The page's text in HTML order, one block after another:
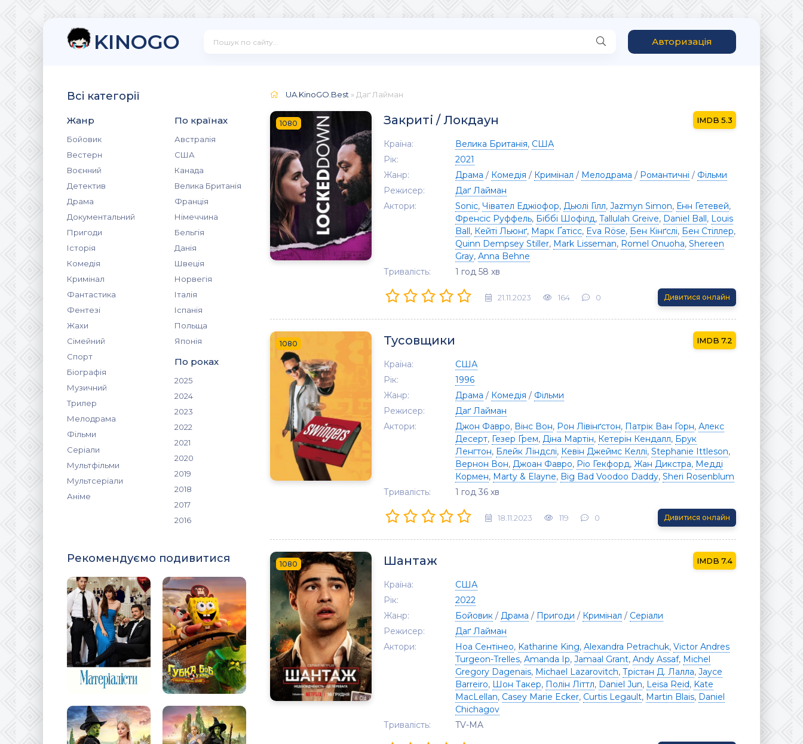
KINOGO Авторизація
Всі категорії
Жанр
Бойовик
Вестерн
Воєнний
Детектив
Драма
Документальний
Пригоди
Історія
Комедія
Кримінал
Фантастика
Фентезі
Жахи
Сімейний
Спорт
Біографія
Музичний
Трилер
Мелодрама
Фільми
Серіали
Мультфільми
Мультсеріали
Аніме
По країнах
Австралія
США
Канада
Велика Британія
Франція
Німеччина
Бельгія
Данія
Швеція
Норвегія
Італія
Іспанія
Польща
Японія
По роках
2025
2024
2023
2022
2021
2020
2019
2018
2017
2016
Рекомендуємо подивитися
UA.KinoGO.Best » Даґ Лайман
1080 Закриті / Локдаун 5.3
Країна: Велика Британія, США
Рік:
2021
Жанр:
Драма / Комедія / Кримінал / Мелодрама / Романтичні / Фільми
Режисер:
Даґ Лайман
Актори:
Sonic, Чівател Еджіофор, Дьюлі Гілл, Jazmyn Simon, Енн Гетевей,
Френсіс Руффель, Біббі Шофілд, Tallulah Greive, Daniel Ball, Louis
Ball, Кейті Льюнґ, Марк Ґатісс, Eva Röse, Бен Кінґслі, Бен Стіллер,
Quinn Dempsey Stiller, Mark Lisseman, Romel Onuoha, Shereen
Gray, Anna Behne
Тривалість:
1 год 58 хв
21.11.2023 164 0 Дивитися онлайн
1080 Тусовщики 7.2
Країна:
США
Рік:
1996
Жанр:
Драма / Комедія / Фільми
Режисер:
Даґ Лайман
Актори:
Джон Фавро, Вінс Вон, Рон Лівінґстон, Патрік Ван Горн, Алекс
Десерт, Гезер Ґрем, Діна Мартін, Кетерін Кендалл, Брук
Ленгтон, Блейк Ліндслі, Кевін Джеймс Келлі, Stephanie Ittleson,
Вернон Вон, Джоан Фавро, Ріо Гекфорд, Жан Дикстра, Медді
Кормен, Marty & Elayne, Big Bad Voodoo Daddy, Sheri Rosenblum
Тривалість:
1 год 36 хв
18.11.2023 119 0 Дивитися онлайн
1080 Шантаж 7.4
Країна:
США
Рік:
2022
Жанр:
Бойовик / Драма / Пригоди / Кримінал / Серіали
Режисер:
Даґ Лайман
Актори:
Ноа Сентінео, Katharine King, Alexandra Petrachuk, Victor Andres
Turgeon-Trelles, Amanda Ip, Jamaal Grant, Andy Assaf, Michel
Gregory Dagenais, Michael Lazarovitch, Трістан Д. Лалла, Jayce
Barreiro, Шон Такер, Полін Літтл, Daniel Jun, Leisa Reid, Kate
MacLellan, Casey Marie Ecker, Curtis Legault, Martin Blais, Daniel
Chichagov
Тривалість:
TV-MA